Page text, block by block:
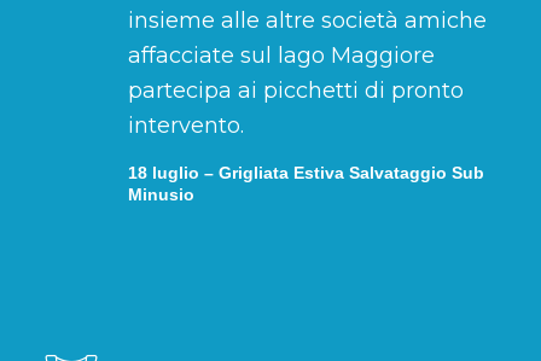
insieme alle altre società amiche
affacciate sul lago Maggiore
partecipa ai picchetti di pronto
intervento.
18 luglio – Grigliata Estiva Salvataggio Sub
Minusio